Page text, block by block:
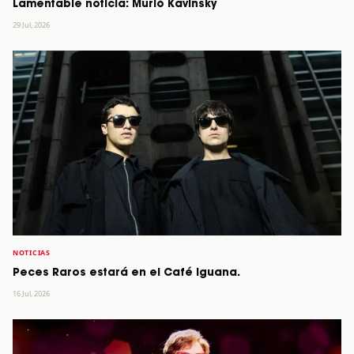
Lamentable noticia: Murió Kavinsky
29 Jul, 2026
NOTICIAS
Peces Raros estará en el Café Iguana.
16 Jul, 2026